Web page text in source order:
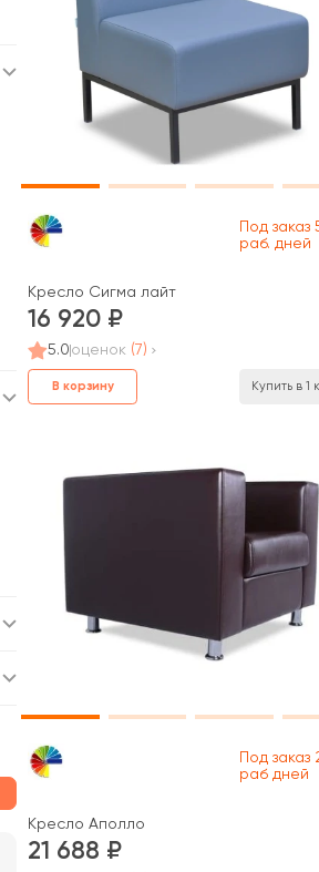
Под заказ
раб. дней
Кресло Сигма лайт
16 920
5.0оценок (7)
В корзину Купить в 1
Под заказ
раб дней
Кресло Аполло
21 688